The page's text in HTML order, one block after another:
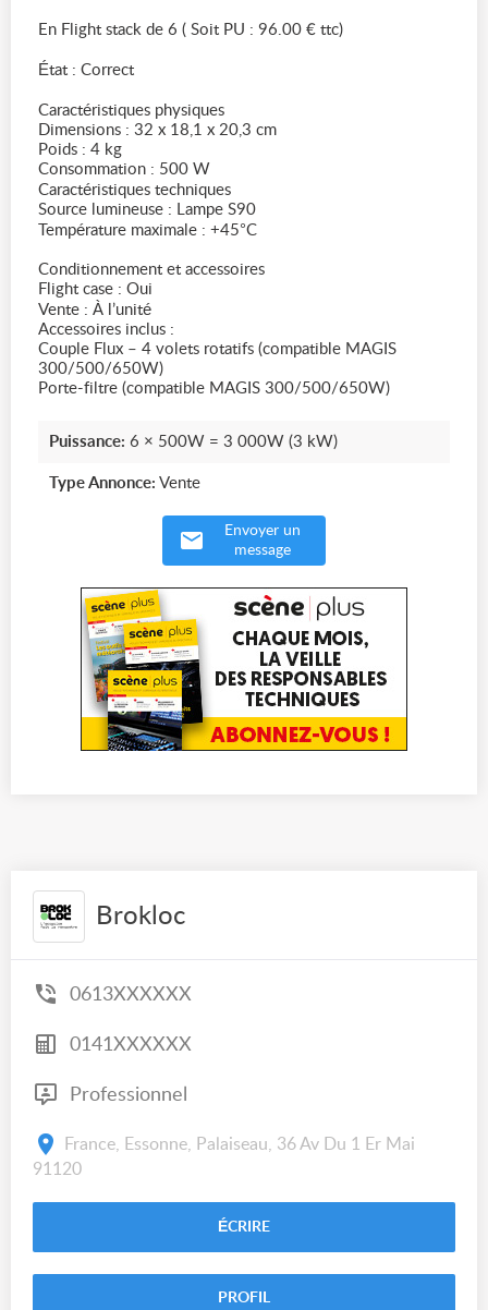
En Flight stack de 6 ( Soit PU : 96.00 € ttc)
État : Correct
Caractéristiques physiques
Dimensions : 32 x 18,1 x 20,3 cm
Poids : 4 kg
Consommation : 500 W
Caractéristiques techniques
Source lumineuse : Lampe S90
Température maximale : +45°C
Conditionnement et accessoires
Flight case : Oui
Vente : À l’unité
Accessoires inclus :
Couple Flux – 4 volets rotatifs (compatible MAGIS
300/500/650W)
Porte-filtre (compatible MAGIS 300/500/650W)
Puissance: 6 × 500W = 3 000W (3 kW)
Type Annonce: Vente
Envoyer un
message
Brokloc
0613XXXXXX
0141XXXXXX
Professionnel
France, Essonne, Palaiseau, 36 Av Du 1 Er Mai
91120
ÉCRIRE
PROFIL